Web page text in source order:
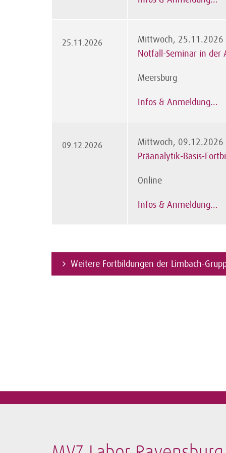
25.11.2026
Mittwoch, 25.11.2026
Notfall-Seminar in der
Meersburg
Infos & Anmeldung...
09.12.2026
Mittwoch, 09.12.2026
Präanalytik-Basis-
Online
Infos & Anmeldung...
Weitere Fortbildungen der Limbach-